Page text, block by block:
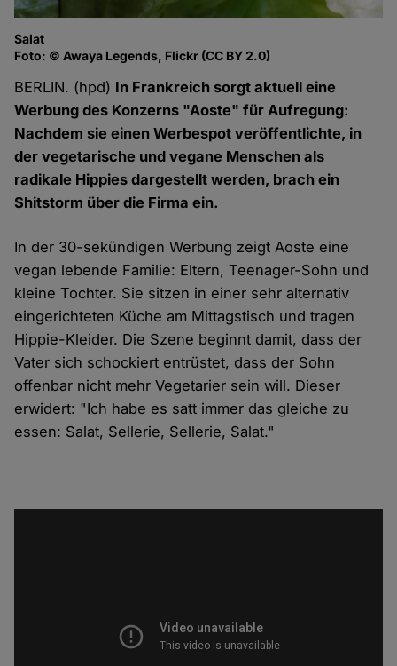
Salat
Foto: © Awaya Legends, Flickr (CC BY 2.0)
BERLIN. (hpd) In Frankreich sorgt aktuell eine
Werbung des Konzerns "Aoste" für Aufregung:
Nachdem sie einen Werbespot veröffentlichte, in
der vegetarische und vegane Menschen als
radikale Hippies dargestellt werden, brach ein
Shitstorm über die Firma ein.
In der 30-sekündigenWerbung zeigt Aoste eine
vegan lebende Familie: Eltern, Teenager-Sohn und
kleine Tochter. Sie sitzen in einer sehr alternativ
eingerichteten Küche am Mittagstisch und tragen
Hippie-Kleider. Die Szene beginnt damit, dass der
Vater sich schockiert entrüstet, dass der Sohn
offenbar nicht mehr Vegetarier sein will. Dieser
erwidert: "Ich habe es satt immer das gleiche zu
essen: Salat, Sellerie, Sellerie, Salat."